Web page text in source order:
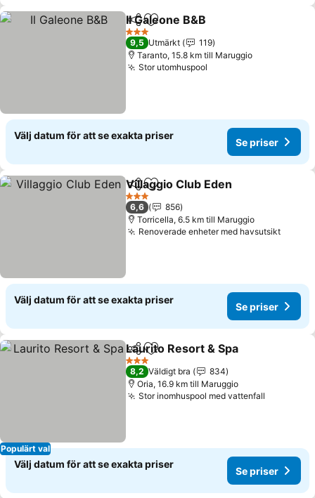
Dela Lägg till i Mina Favoriter
Il Galeone B&B
3 Stjärnor
9,5 Utmärkt
119
Taranto, 15.8 km till Maruggio
Stor utomhuspool
Välj datum för att se exakta priser
Se priser
Dela Lägg till i Mina Favoriter
Villaggio Club Eden
3 Stjärnor
6,6
856
Torricella, 6.5 km till Maruggio
Renoverade enheter med havsutsikt
Välj datum för att se exakta priser
Se priser
Populärt val
Dela Lägg till i Mina Favoriter
Laurito Resort & Spa
3 Stjärnor
8,2 Väldigt bra
834
Oria, 16.9 km till Maruggio
Stor inomhuspool med vattenfall
Välj datum för att se exakta priser
Se priser